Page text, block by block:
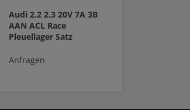
Audi 2.2 2.3 20V 7A 3B
AAN ACL Race
Pleuellager Satz
Anfragen